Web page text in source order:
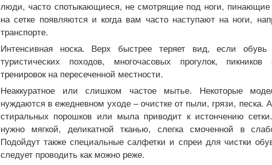
люди, часто спотыкающиеся, не смотрящие под ноги,
на сетке появляются и когда вам часто наступают на ноги,
транспорте.
Интенсивная носка. Верх быстрее теряет вид, если обувь
туристических походов, многочасовых прогулок,
тренировок на пересеченной местности.
Неаккуратное или слишком частое мытье. Некоторые
нуждаются в ежедневном уходе – очистке от пыли, грязи, песка.
стиральных порошков или мыла приводит к истончению
нужно мягкой, деликатной тканью, слегка смоченной в
Подойдут также специальные салфетки и спреи для чистки
следует проводить как можно реже.